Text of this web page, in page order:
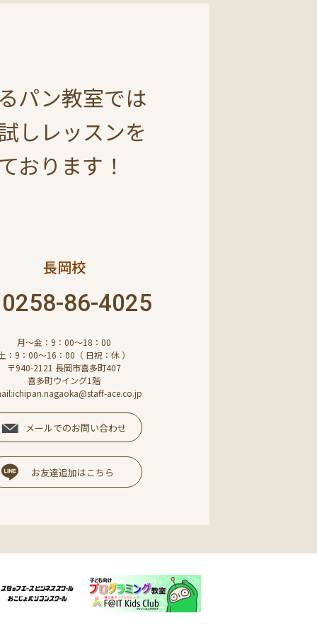
パン教室では
しレッスンを
おります！
長岡校
0258-86-4025
月～金：9：00～18：00
：9：00～16：00（ 日祝：休 ）
〒940-2121 長岡市喜多町407
喜多町ウイング1階
ace.co.jp
メールでのお問い合わせ
お友達追加はこちら